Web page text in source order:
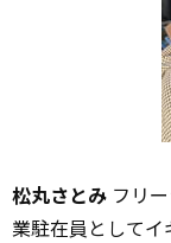
松丸さとみ フリ
業駐在員としてイ